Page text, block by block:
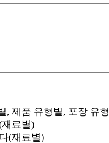
, 제품 유형별, 포장 유
재료별)
(재료별)